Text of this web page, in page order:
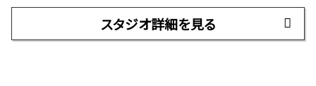
スタジオ詳細を見る